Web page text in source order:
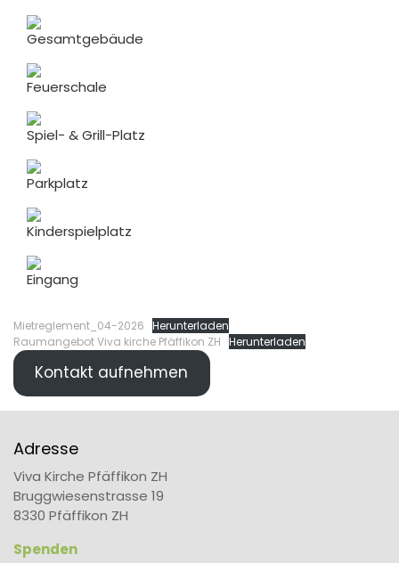
Gesamtgebäude
Feuerschale
Spiel- & Grill-Platz
Parkplatz
Kinderspielplatz
Eingang
Mietreglement_04-2026 Herunterladen
Raumangebot Viva kirche Pfäffikon ZH Herunterladen
Kontakt aufnehmen
Adresse
Viva Kirche Pfäffikon ZH
Bruggwiesenstrasse 19
8330 Pfäffikon ZH
Spenden